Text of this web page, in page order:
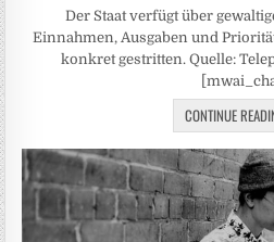
Der Staat verfügt über
Einnahmen, Ausgaben und
konkret gestritten. Quelle:
CONTINUE